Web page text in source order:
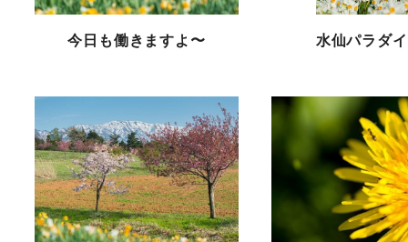
今日も働きますよ〜 水仙パラダ